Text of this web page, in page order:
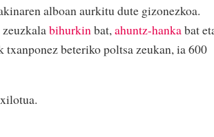
alboan aurkitu dute gizonezkoa.
bihurkin bat, ahuntz-hankabat
beteriko poltsa zeukan, ia 600